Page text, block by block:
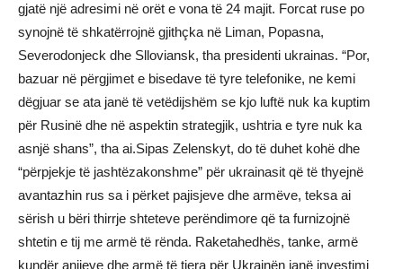
gjatë një adresimi në orët e vona të 24 majit. Forcat ruse po
synojnë të shkatërrojnë gjithçka në Liman, Popasna,
Severodonjeck dhe Slloviansk, tha presidenti ukrainas. “Por,
bazuar në përgjimet e bisedave të tyre telefonike, ne kemi
dëgjuar se ata janë të vetëdijshëm se kjo luftë nuk ka kuptim
për Rusinë dhe në aspektin strategjik, ushtria e tyre nuk ka
asnjë shans”, tha ai.Sipas Zelenskyt, do të duhet kohë dhe
“përpjekje të jashtëzakonshme” për ukrainasit që të thyejnë
avantazhin rus sa i përket pajisjeve dhe armëve, teksa ai
sërish u bëri thirrje shteteve perëndimore që ta furnizojnë
shtetin e tij me armë të rënda. Raketahedhës, tanke, armë
kundër anijeve dhe armë të tjera për Ukrainën janë investimi